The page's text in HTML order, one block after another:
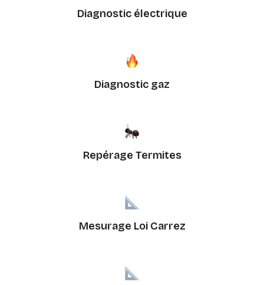
Diagnostic électrique
Diagnostic gaz
Repérage Termites
Mesurage Loi Carrez